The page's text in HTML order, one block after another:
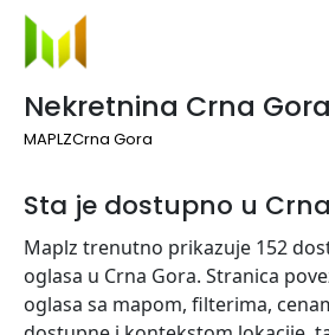
Nekretnina Crna Gora
MAPLZCrna Gora
Sta je dostupno u
Maplz trenutno prikazuje 152
oglasa u Crna Gora. Stranica
oglasa sa mapom, filterima,